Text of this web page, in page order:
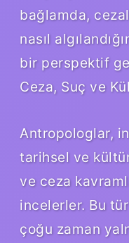
bağlamda,
nasıl
bir perspektif
Ceza, Suç ve
Antropologlar,
tarihsel ve
ve ceza
incelerler. Bu
çoğu zaman